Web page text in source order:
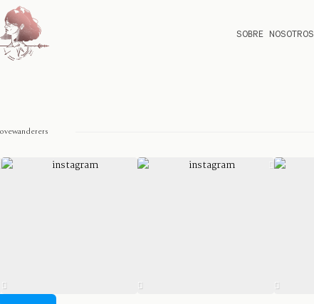
SOBRE NOSOTROS